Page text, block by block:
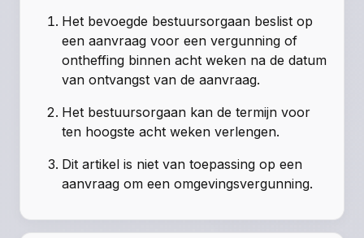
Het bevoegde bestuursorgaan beslist op
een aanvraag voor een vergunning of
ontheffing binnen acht weken na de datum
van ontvangst van de aanvraag.
Het bestuursorgaan kan de termijn voor
ten hoogste acht weken verlengen.
Dit artikel is niet van toepassing op een
aanvraag om een omgevingsvergunning.